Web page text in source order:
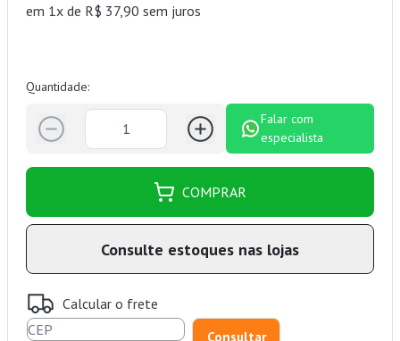
em 1x de R$ 37,90 sem juros
Quantidade:
Falar com
especialista
COMPRAR
Consulte estoques nas lojas
Calcular o frete